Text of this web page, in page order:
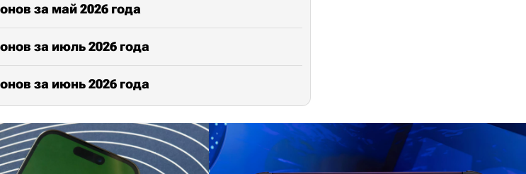
за май 2026 года
за июль 2026 года
за июнь 2026 года